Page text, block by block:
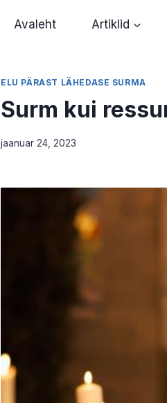
Avaleht Artiklid
ELU PÄRAST LÄHEDASE SURMA
Surm kui
jaanuar 24, 2023